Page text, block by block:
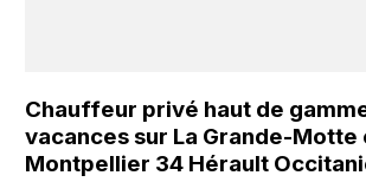
Chauffeur privé haut de
vacances sur La Grande-Motte
Montpellier 34 Hérault